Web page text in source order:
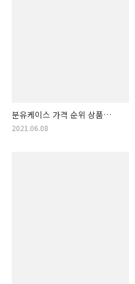
분유케이스 가격 순위 상품
개봉 박두! 분유 케이스 상품
2021.06.08